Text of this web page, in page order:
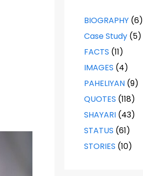
BIOGRAPHY (6)
Case Study (5)
FACTS (11)
IMAGES (4)
PAHELIYAN (9)
QUOTES (118)
SHAYARI (43)
STATUS (61)
STORIES (10)